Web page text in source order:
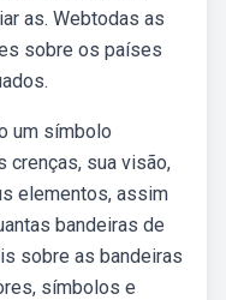
as. Webtodas as
sobre os países
um símbolo
crenças, sua visão,
elementos, assim
bandeiras de
sobre as bandeiras
símbolos e